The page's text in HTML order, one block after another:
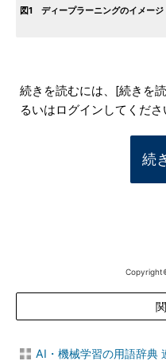
図1 ディープラーニングのイメージ
続きを読むには、[続きを
るいはログインしてくださ
続
AI・機械学習の用語辞典